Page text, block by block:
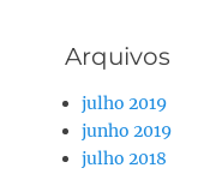
Arquivos
julho 2019
junho 2019
julho 2018